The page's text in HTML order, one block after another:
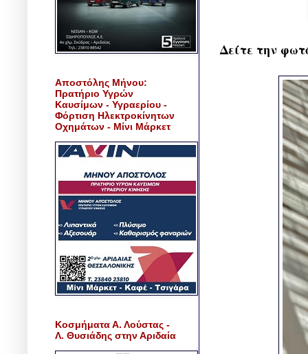
Δείτε την
Αποστόλης Μήνου:
Πρατήριο Υγρών
Καυσίμων - Υγραερίου -
Φόρτιση Ηλεκτροκίνητων
Οχημάτων - Μίνι Μάρκετ
Κοσμήματα Α. Λούστας -
Λ. Θυσιάδης στην Αριδαία